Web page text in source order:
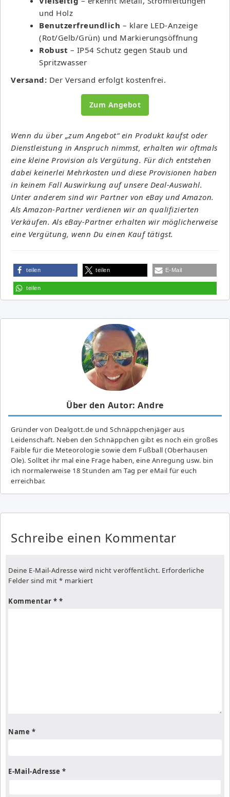
und Holz
Benutzerfreundlich – klare LED-Anzeige
(Rot/Gelb/Grün) und Markierungsöffnung
Robust – IP54 Schutz gegen Staub und
Spritzwasser
Versand: Der Versand erfolgt kostenfrei.
Zum Angebot
Wenn du über „zum Angebot“ ein Produkt kaufst oder
Dienstleistung in Anspruch nimmst, erhalten wir oftmals
eine kleine Provision als Vergütung. Für dich entstehen
dabei keinerlei Mehrkosten und diese Provisionen haben
in keinem Fall Auswirkung auf unsere Deal-Auswahl.
Unter anderem sind wir Partner von eBay und Amazon.
Als Amazon-Partner verdienen wir an qualifizierten
Verkäufen. Als eBay-Partner erhalten wir möglicherweise
eine Vergütung, wenn Du einen Kauf tätigst.
teilen teilen E-Mail
teilen
Über den Autor: Andre
Gründer von Dealgott.de und Schnäppchenjäger aus
Leidenschaft. Neben den Schnäppchen gibt es noch ein großes
Fai­ble für die Meteorologie sowie dem Fußball (Oberhausen
Ole). Solltet ihr mal eine Frage haben, eine Anregung usw. bin
ich normalerweise 18 Stunden am Tag per eMail für euch
erreichbar.
Schreibe einen Kommentar
Deine E-Mail-Adresse wird nicht veröffentlicht. Erforderliche
Felder sind mit * markiert
Kommentar *
Name *
E-Mail-Adresse *